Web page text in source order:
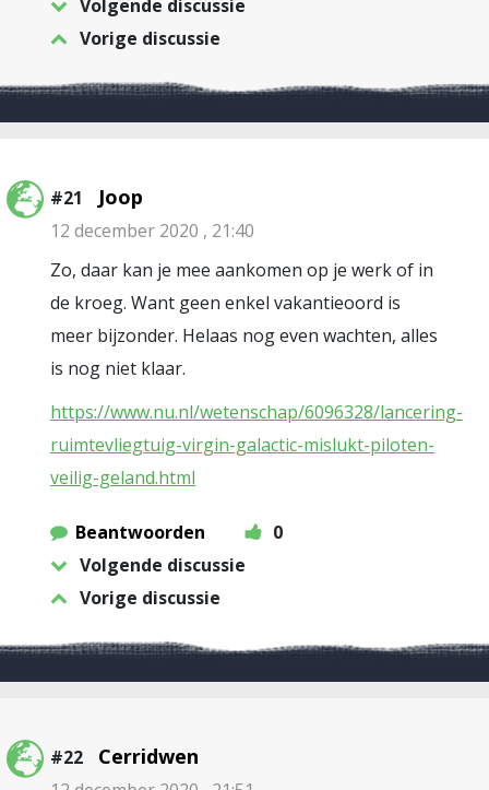
Volgende discussie
Vorige discussie
#21 Joop
12 december 2020 , 21:40
Zo, daar kan je mee aankomen op je werk of in
de kroeg. Want geen enkel vakantieoord is
meer bijzonder. Helaas nog even wachten, alles
is nog niet klaar.
https://www.nu.nl/wetenschap/6096328/lancering-
ruimtevliegtuig-virgin-galactic-mislukt-piloten-
veilig-geland.html
Beantwoorden
0
Volgende discussie
Vorige discussie
#22 Cerridwen